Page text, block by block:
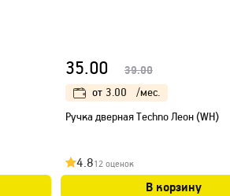
35.00 39.00
от 3.00
/мес.
Ручка дверная Techno Леон (WH)
4.812 оценок
В корзину